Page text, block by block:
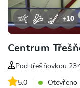
+10
Centrum
Pod třešňovkou
5.0